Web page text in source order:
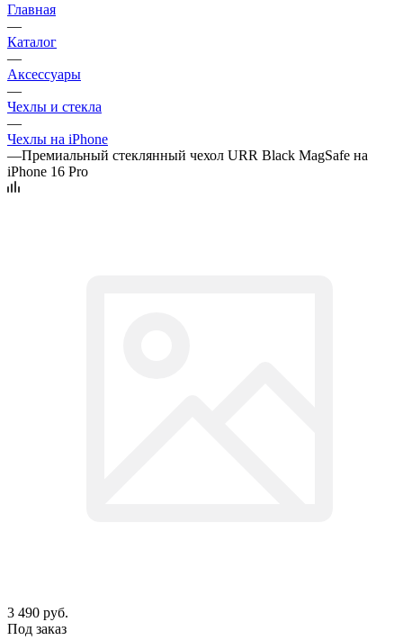
Главная
—
Каталог
—
Аксессуары
—
Чехлы и стекла
—
Чехлы на iPhone
—Премиальный стеклянный чехол URR Black MagSafe на
iPhone 16 Pro
3 490 руб.
Под заказ